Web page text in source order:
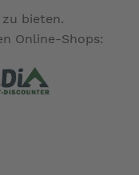
bieten.
Online-Shops: